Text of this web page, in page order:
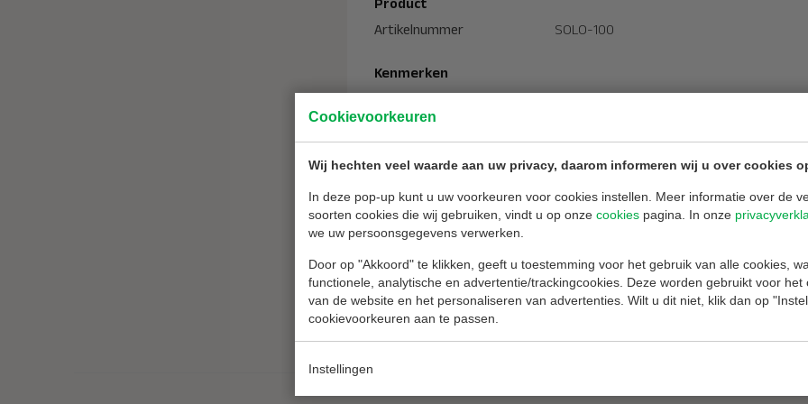
Cookievoorkeuren
Wij hechten veel waarde aan uw privacy, daarom informeren wij u over cookies
In deze pop-up kunt u uw voorkeuren voor cookies instellen. Meer informatie over de
soorten cookies die wij gebruiken, vindt u op onze cookies pagina. In onze
we uw persoonsgegevens verwerken.
Door op "Akkoord" te klikken, geeft u toestemming voor het gebruik van alle cookies,
functionele, analytische en advertentie/trackingcookies. Deze worden gebruikt voor het
van de website en het personaliseren van advertenties. Wilt u dit niet, klik dan op
cookievoorkeuren aan te passen.
Instellingen
Product
Artikelnummer
SOLO-100
Kenmerken
Temperatuurgrens
NEN normering
NEN 2535
Solo type
Accesoires
Downloads
Datasheet Solo teststokken